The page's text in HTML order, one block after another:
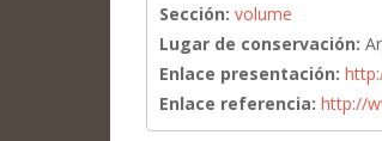
Sección: volume
Lugar de conservación:
Enlace presentación:
Enlace referencia: http://